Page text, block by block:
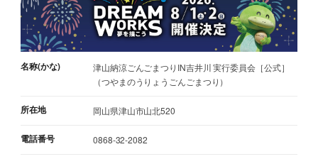
名称(かな)
津山納涼ごんごまつりIN吉井川 実行委員会［公式］
（つやまのうりょうごんごまつり）
所在地 岡山県津山市山北520
電話番号 0868-32-2082